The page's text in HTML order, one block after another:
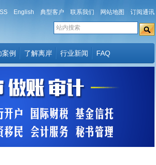
English 典型客户 联系我们 网站地图 订阅通讯
案例 了解离岸 行业新闻 FAQ